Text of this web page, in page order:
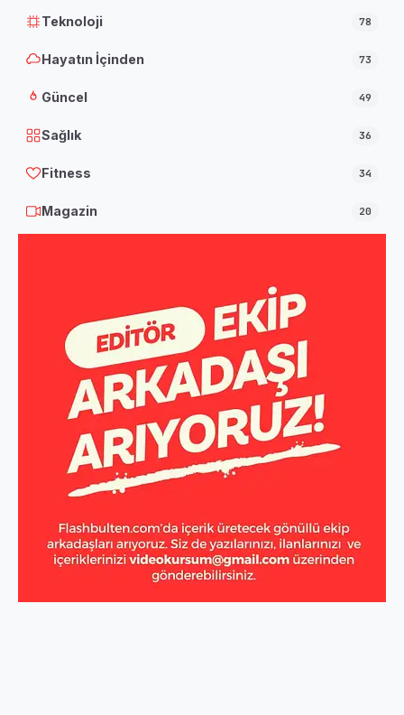
Teknoloji 78
Hayatın İçinden 73
Güncel 49
Sağlık 36
Fitness 34
Magazin 20